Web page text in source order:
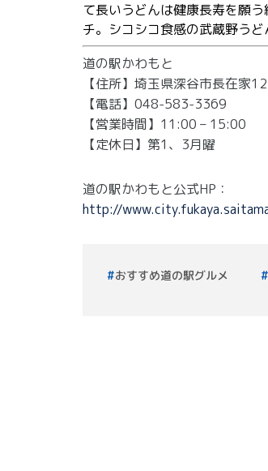
て長いうどんは健康長寿を願
チ。シコシコ食感の武蔵野う
道の駅かわもと
【住所】埼玉県深谷市長在家
【電話】048-583-3369
【営業時間】11:00 – 15:00
【定休日】第1、3月曜
道の駅かわもと公式HP：
http://
おすすめ道の駅グルメ